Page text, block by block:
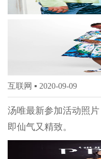
互联网 ▪ 2020-09-09
汤唯最新参加活动照
即仙气又精致。